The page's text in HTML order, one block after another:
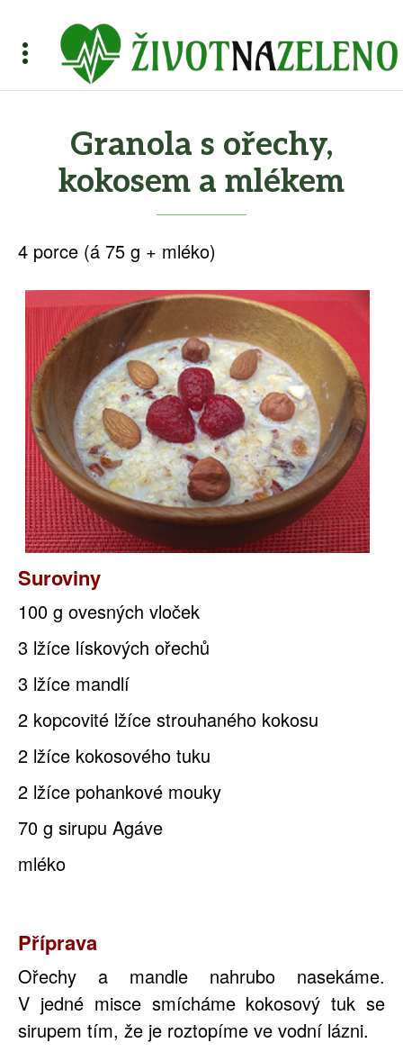
Granola s ořechy,
kokosem a mlékem
4 porce (á 75 g + mléko)
Suroviny
100 g ovesných vloček
3 lžíce lískových ořechů
3 lžíce mandlí
2 kopcovité lžíce strouhaného kokosu
2 lžíce kokosového tuku
2 lžíce pohankové mouky
70 g sirupu Agáve
mléko
Příprava
Ořechy a mandle nahrubo nasekáme.
V jedné misce smícháme kokosový tuk se
sirupem tím, že je roztopíme ve vodní lázni.